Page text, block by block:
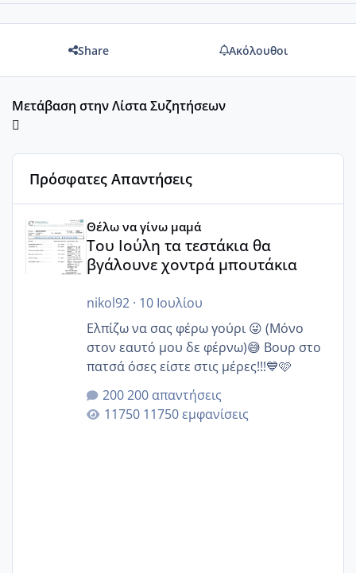
Share Ακόλουθοι
Μετάβαση στην Λίστα Συζητήσεων
Πρόσφατες Απαντήσεις
Θέλω να γίνω μαμά
Του Ιούλη τα τεστάκια θα
βγάλουνε χοντρά μπουτάκια
nikol92· 10 Ιουλίου
Ελπίζω να σας φέρω γούρι 😜 (Μόνο
στον εαυτό μου δε φέρνω)😅 Βουρ στο
πατσά όσες είστε στις μέρες!!!💙🩷
200 απαντήσεις
11750 εμφανίσεις